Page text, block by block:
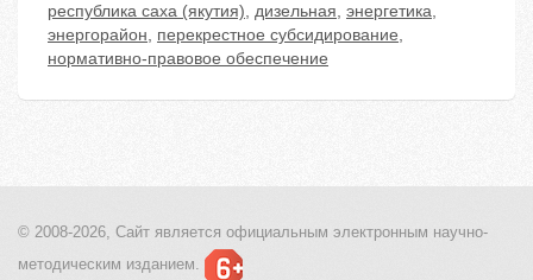
республика саха (якутия), дизельная, энергетика,
энергорайон, перекрестное субсидирование,
нормативно-правовое обеспечение
© 2008-2026, Сайт является официальным электронным научно-
методическим изданием.